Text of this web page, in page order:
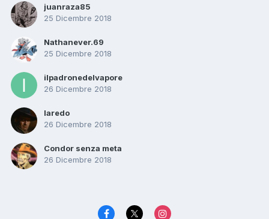
juanraza85
25 Dicembre 2018
Nathanever.69
25 Dicembre 2018
ilpadronedelvapore
26 Dicembre 2018
laredo
26 Dicembre 2018
Condor senza meta
26 Dicembre 2018